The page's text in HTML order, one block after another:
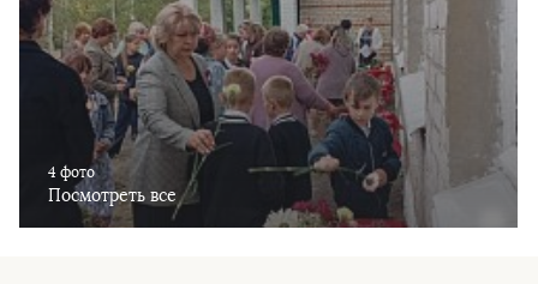
4 фото
Посмотреть все